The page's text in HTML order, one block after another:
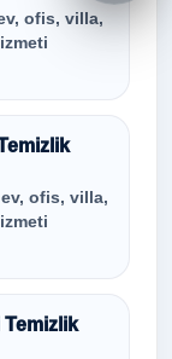
ofis, villa,
ofis, villa,